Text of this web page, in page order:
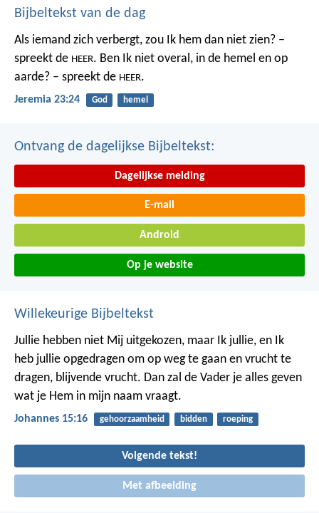
Bijbeltekst van de dag
Als iemand zich verbergt, zou Ik hem dan niet zien? –
spreekt de HEER. Ben Ik niet overal, in de hemel en op
aarde? – spreekt de HEER.
Jeremia 23:24 God hemel
Ontvang de dagelijkse Bijbeltekst:
Dagelijkse melding
E-mail
Android
Op je website
Willekeurige Bijbeltekst
Jullie hebben niet Mij uitgekozen, maar Ik jullie, en Ik
heb jullie opgedragen om op weg te gaan en vrucht te
dragen, blijvende vrucht. Dan zal de Vader je alles geven
wat je Hem in mijn naam vraagt.
Johannes 15:16 gehoorzaamheid bidden roeping
Volgende tekst!
Met afbeelding